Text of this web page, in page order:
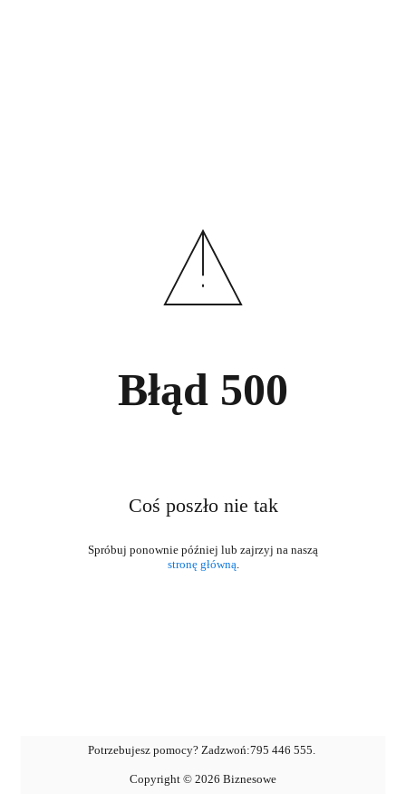
Błąd 500
Coś poszło nie tak
stronę główną.
Potrzebujesz pomocy? Zadzwoń:795 446 555.
Copyright © 2026 Biznesowe